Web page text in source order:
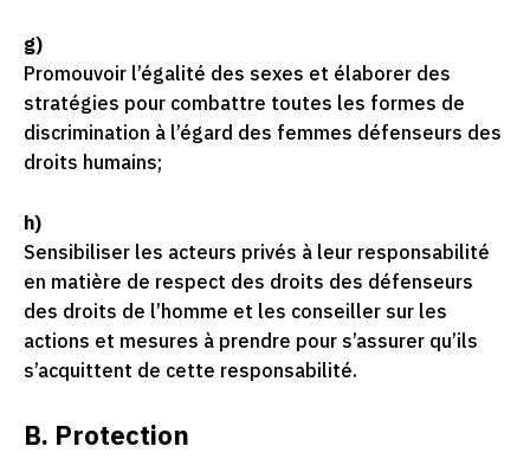
g)
Promouvoir l’égalité des sexes et élaborer des
stratégies pour combattre toutes les formes de
discrimination à l’égard des femmes défenseurs des
droits humains;
h)
Sensibiliser les acteurs privés à leur responsabilité
en matière de respect des droits des défenseurs
des droits de l’homme et les conseiller sur les
actions et mesures à prendre pour s’assurer qu’ils
s’acquittent de cette responsabilité.
B. Protection